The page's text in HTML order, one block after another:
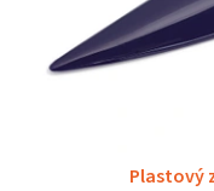
Plastový